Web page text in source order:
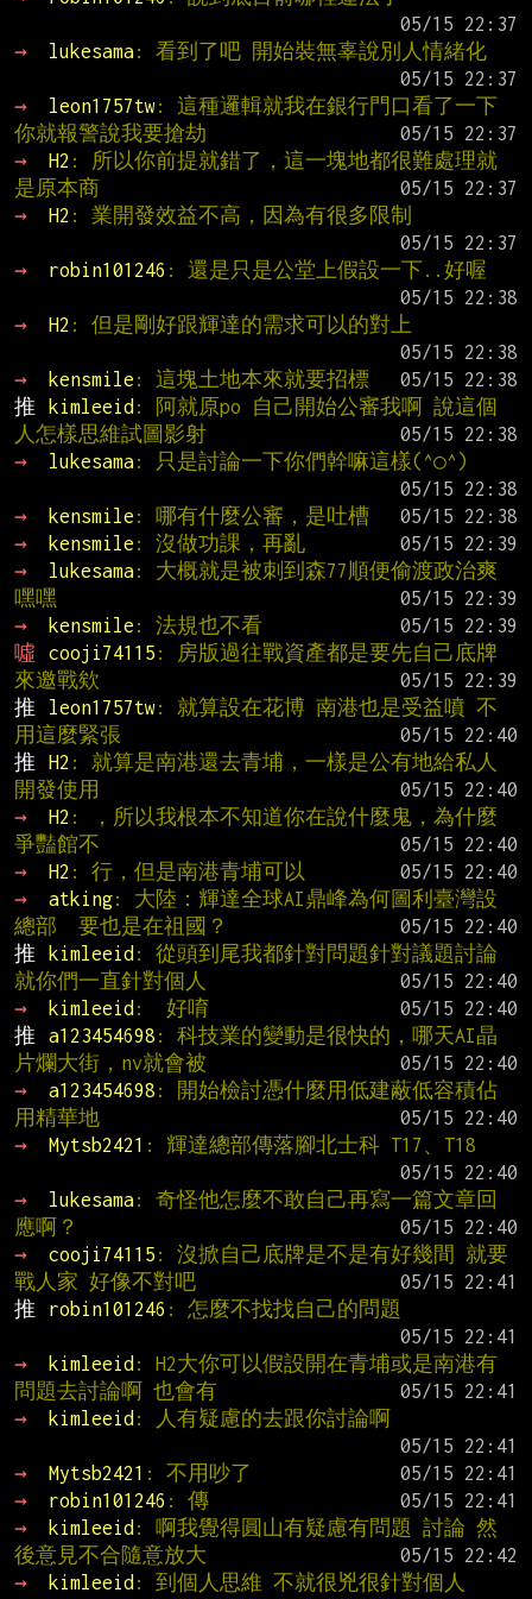
→
lukesama: 看到了吧 開始裝無辜說別人情緒化
→
leon1757tw: 這種邏輯就我在銀行門口看了一下
你就報警說我要搶劫
→
H2 : 所以你前提就錯了，這一塊地都很難處理就
是原本商
→
H2 : 業開發效益不高，因為有很多限制
→
robin101246 : 還是只是公堂上假設一下..好喔
→
H2 : 但是剛好跟輝達的需求可以的對上
→
kensmile : 這塊土地本來就要招標
推
kimleeid : 阿就原po 自己開始公審我啊 說這個
人怎樣思維試圖影射
→
lukesama: 只是討論一下你們幹嘛這樣(^○^)
→
kensmile : 哪有什麼公審，是吐槽
→
kensmile : 沒做功課，再亂
→
lukesama: 大概就是被刺到森77順便偷渡政治爽
嘿嘿
→
kensmile : 法規也不看
噓
cooji74115 : 房版過往戰資產都是要先自己底牌
來邀戰欸
推
leon1757tw: 就算設在花博 南港也是受益噴 不
用這麼緊張
推
H2 : 就算是南港還去青埔，一樣是公有地給私人
開發使用
→
H2 : ，所以我根本不知道你在說什麼鬼，為什麼
爭豔館不
→
H2 : 行，但是南港青埔可以
→
atking: 大陸：輝達全球AI鼎峰為何圖利臺灣設
總部  要也是在祖國？
推
kimleeid : 從頭到尾我都針對問題針對議題討論
就你們一直針對個人
→
kimleeid :  好唷
推
a123454698 : 科技業的變動是很快的，哪天AI晶
片爛大街，nv就會被
→
a123454698 : 開始檢討憑什麼用低建蔽低容積佔
用精華地
→
Mytsb2421 : 輝達總部傳落腳北士科 T17、T18
→
lukesama: 奇怪他怎麼不敢自己再寫一篇文章回
應啊？
→
cooji74115 : 沒掀自己底牌是不是有好幾間 就要
戰人家 好像不對吧
推
robin101246 : 怎麼不找找自己的問題
→
kimleeid : H2大你可以假設開在青埔或是南港有
問題去討論啊 也會有
→
kimleeid : 人有疑慮的去跟你討論啊
→
Mytsb2421 : 不用吵了
→
robin101246 : 傳
→
kimleeid : 啊我覺得圓山有疑慮有問題 討論 然
後意見不合隨意放大
→
kimleeid : 到個人思維 不就很兇很針對個人